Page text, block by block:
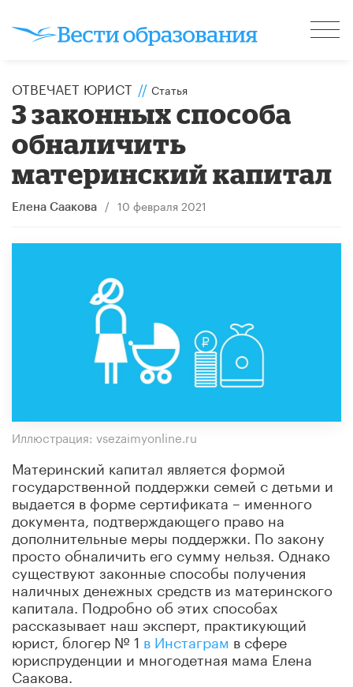
ОТВЕЧАЕТ ЮРИСТ // Статья
3 законных способа
обналичить
материнский капитал
Елена Саакова / 10 февраля 2021
Иллюстрация: vsezaimyonline.ru
Материнский капитал является формой
государственной поддержки семей с детьми и
выдается в форме сертификата – именного
документа, подтверждающего право на
дополнительные меры поддержки. По закону
просто обналичить его сумму нельзя. Однако
существуют законные способы получения
наличных денежных средств из материнского
капитала. Подробно об этих способах
рассказывает наш эксперт, практикующий
юрист, блогер № 1 в Инстаграм в сфере
юриспруденции и многодетная мама Елена
Саакова.